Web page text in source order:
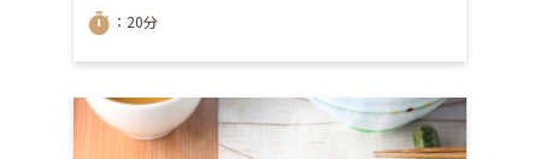
timer ：20分